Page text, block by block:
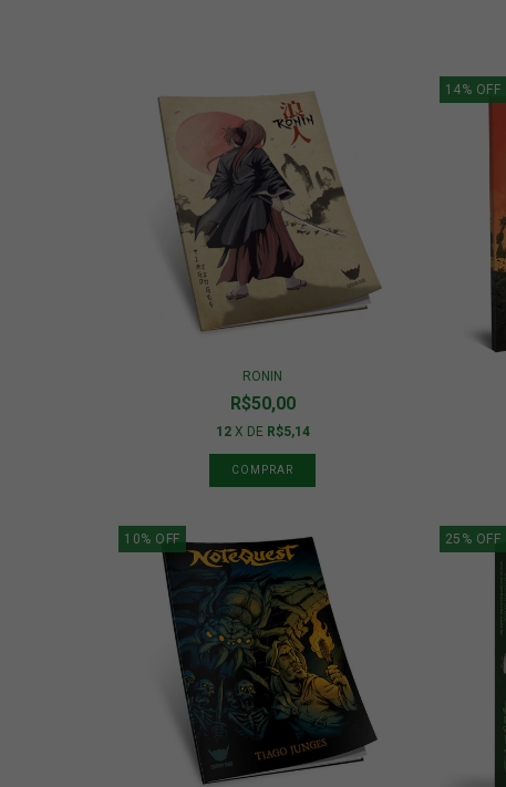
RONIN
R$50,00
12 X DE R$5,14
14% OFF
10% OFF 25 % OFF